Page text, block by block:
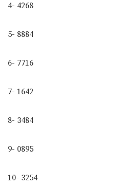
4- 4268
5- 8884
6- 7716
7- 1642
8- 3484
9- 0895
10- 3254